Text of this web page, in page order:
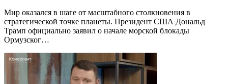
Мир оказался в шаге от масштабного столкновения в
стратегической точке планеты. Президент США Дональд
Трамп официально заявил о начале морской блокады
Ормузског…